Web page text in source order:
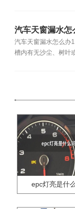
汽车天窗漏水怎
汽车天窗漏水怎么办
槽内有无沙尘、树叶
epc灯亮是什